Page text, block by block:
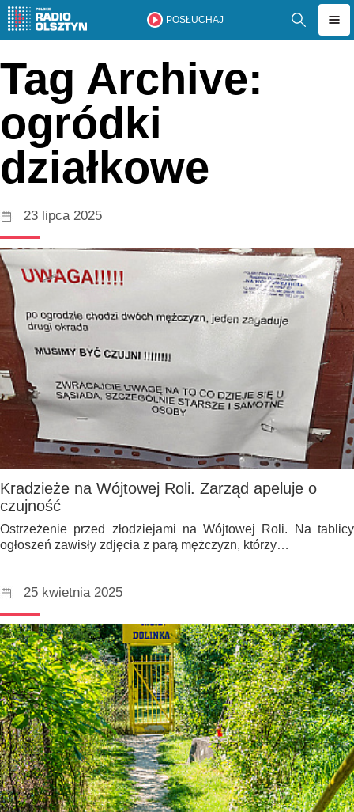
POSŁUCHAJ
Tag Archive:
ogródki
działkowe
23 lipca 2025
Kradzieże na Wójtowej Roli. Zarząd apeluje o
czujność
Ostrzeżenie przed złodziejami na Wójtowej Roli. Na tablicy
ogłoszeń zawisły zdjęcia z parą mężczyzn, którzy…
25 kwietnia 2025